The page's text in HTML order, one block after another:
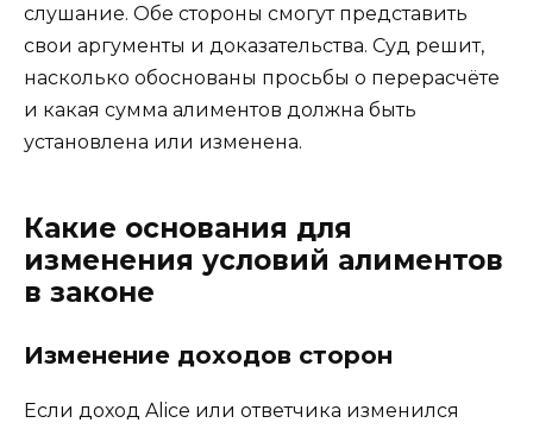
слушание. Обе стороны смогут представить
свои аргументы и доказательства. Суд решит,
насколько обоснованы просьбы о перерасчёте
и какая сумма алиментов должна быть
установлена или изменена.
Какие основания для
изменения условий алиментов
в законе
Изменение доходов сторон
Если доход Alice или ответчика изменился